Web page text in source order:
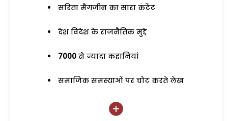
सरिता मैगजीन का सारा कंटेंट
देश विदेश के राजनैतिक मुद्दे
7000 से ज्यादा कहानियां
समाजिक समस्याओं पर चोट करते लेख